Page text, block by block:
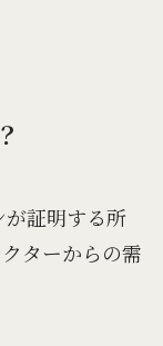
証明する所
ターからの需